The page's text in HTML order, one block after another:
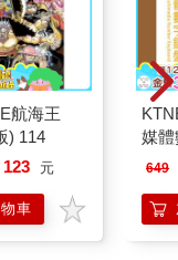
航海王
) 114
123 元
車
媒
649